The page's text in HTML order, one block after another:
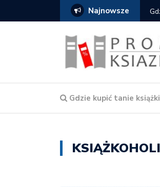
Najnowsze
Gdzie kupić tanie książki